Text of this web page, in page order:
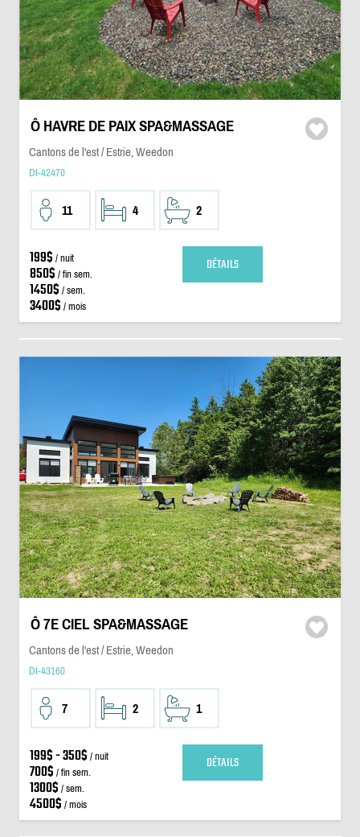
Ô HAVRE DE PAIX SPA&MASSAGE
Cantons de l'est / Estrie, Weedon
DI-42470
11 4 2
199$ / nuit
850$ / fin sem.
1450$ / sem.
3400$ / mois
DÉTAILS
Ô 7E CIEL SPA&MASSAGE
Cantons de l'est / Estrie, Weedon
DI-43160
7 2 1
199$ - 350$ / nuit
700$ / fin sem.
1300$ / sem.
4500$ / mois
DÉTAILS